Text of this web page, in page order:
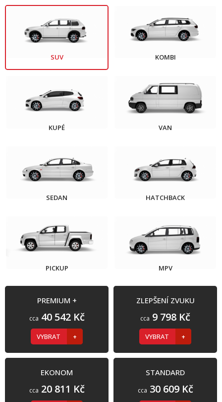
SUV KOMBI
KUPÉ VAN
SEDAN HATCHBACK
PICKUP MPV
PREMIUM +
cca 40 542 Kč
VYBRAT
ZLEPŠENÍ ZVUKU
cca 9 798 Kč
VYBRAT
EKONOM
cca 20 811 Kč
STANDARD
cca 30 609 Kč